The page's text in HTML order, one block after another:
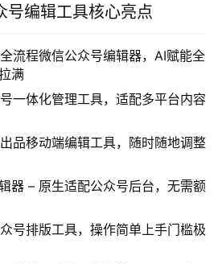
号编辑工具核心亮点
流程微信公众号编辑器，AI赋能全
满
一体化管理工具，适配多平台内容
品移动端编辑工具，随时随地调整
器 – 原生适配公众号后台，无需额
号排版工具，操作简单上手门槛极